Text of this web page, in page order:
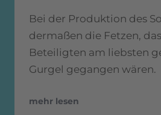
Bei der Produktion des
dermaßen die Fetzen,
Beteiligten am liebsten
Gurgel gegangen wären.
mehr lesen